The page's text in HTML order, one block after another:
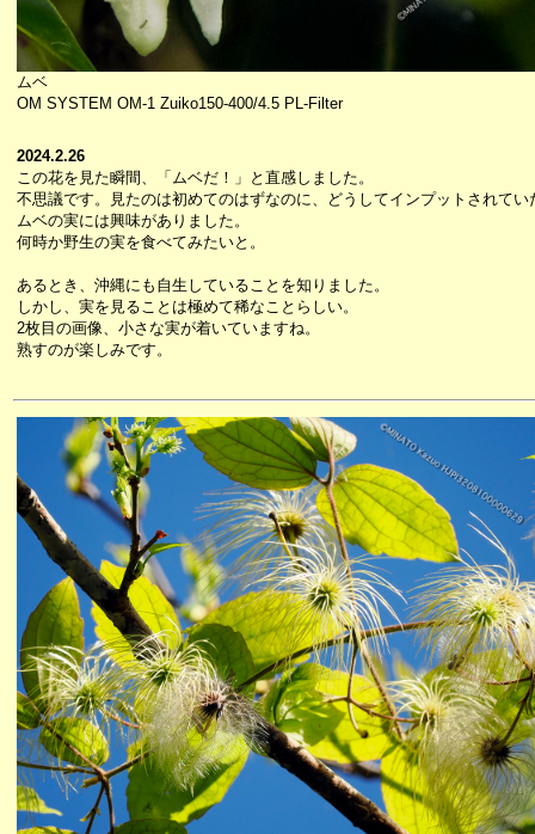
ムベ
OM SYSTEM OM-1 Zuiko150-400/4.5 PL-Filter
2024.2.26
この花を見た瞬間、「ムベだ！」と直感しました。
不思議です。見たのは初めてのはずなのに、どうしてインプットされてい
ムベの実には興味がありました。
何時か野生の実を食べてみたいと。
あるとき、沖縄にも自生していることを知りました。
しかし、実を見ることは極めて稀なことらしい。
2枚目の画像、小さな実が着いていますね。
熟すのが楽しみです。